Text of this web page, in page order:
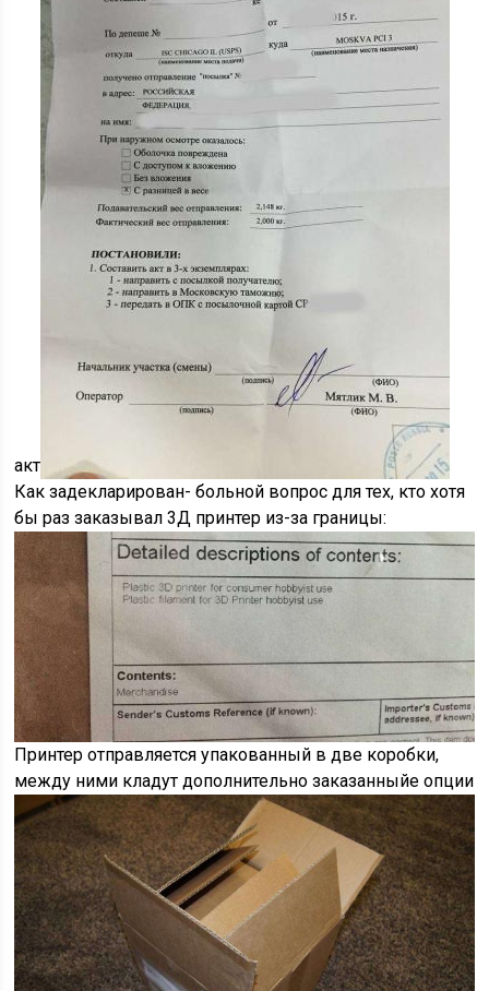
акт
Как задекларирован- больной вопрос для тех, кто хотя
бы раз заказывал 3Д принтер из-за границы:
Принтер отправляется упакованный в две коробки,
между ними кладут дополнительно заказанныйе опции